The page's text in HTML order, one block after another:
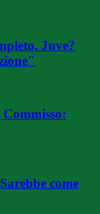
Juve?
come